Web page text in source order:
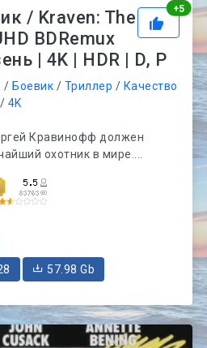
+5
/ Kraven: The
BDRemux
| 4K | HDR | D, P
/ Боевик / Триллер / Качество
/ 4K
Кравинофф должен
охотник в мире....
57.98 Gb